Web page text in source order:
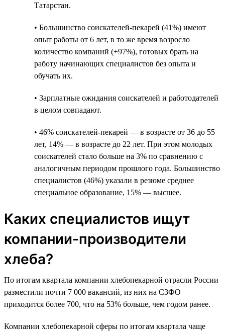
Татарстан.
• Большинство соискателей-пекарей (41%) имеют
опыт работы от 6 лет, в то же время возросло
количество компаний (+97%), готовых брать на
работу начинающих специалистов без опыта и
обучать их.
• Зарплатные ожидания соискателей и работодателей
в целом совпадают.
• 46% соискателей-пекарей — в возрасте от 36 до 55
лет, 14% — в возрасте до 22 лет. При этом молодых
соискателей стало больше на 3% по сравнению с
аналогичным периодом прошлого года. Большинство
специалистов (46%) указали в резюме среднее
специальное образование, 15% — высшее.
Каких специалистов ищут
компании-производители
хлеба?
По итогам квартала компании хлебопекарной отрасли России
разместили почти 7 000 вакансий, из них на СЗФО
приходится более 700, что на 53% больше, чем годом ранее.
Компании хлебопекарной сферы по итогам квартала чаще